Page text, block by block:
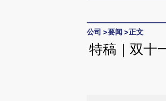
公司 >要闻 >正文
特稿｜双十